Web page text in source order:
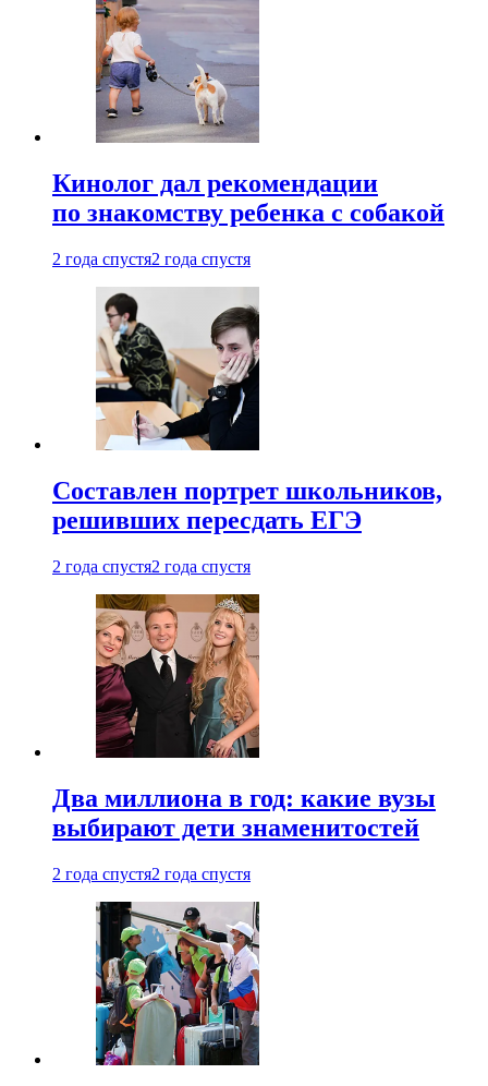
Кинолог дал рекомендации
по знакомству ребенка с собакой
2 года спустя2 года спустя
Составлен портрет школьников,
решивших пересдать ЕГЭ
2 года спустя2 года спустя
Два миллиона в год: какие вузы
выбирают дети знаменитостей
2 года спустя2 года спустя